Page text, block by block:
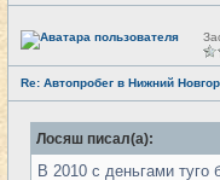
Н
е
е
т
Re: Автопробег в Нижний
Лосяш писал(а):
В 2010 с деньгами туго